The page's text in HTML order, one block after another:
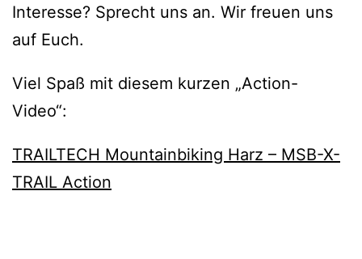
Interesse? Sprecht uns an. Wir freuen uns
auf Euch.
Viel Spaß mit diesem kurzen „Action-
Video“:
TRAILTECH Mountainbiking Harz – MSB-X-
TRAIL Action